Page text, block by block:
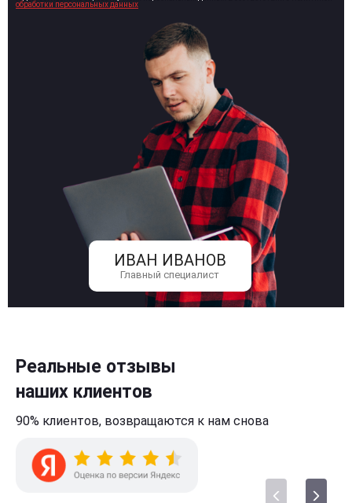
ИВАН ИВАНОВ
Главный специалист
обработки персональных данных
Реальные отзывы
наших клиентов
90% клиентов, возвращаются к нам снова